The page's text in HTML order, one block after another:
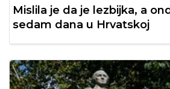
Mislila je da je lezbijka, a
sedam dana u Hrvatskoj